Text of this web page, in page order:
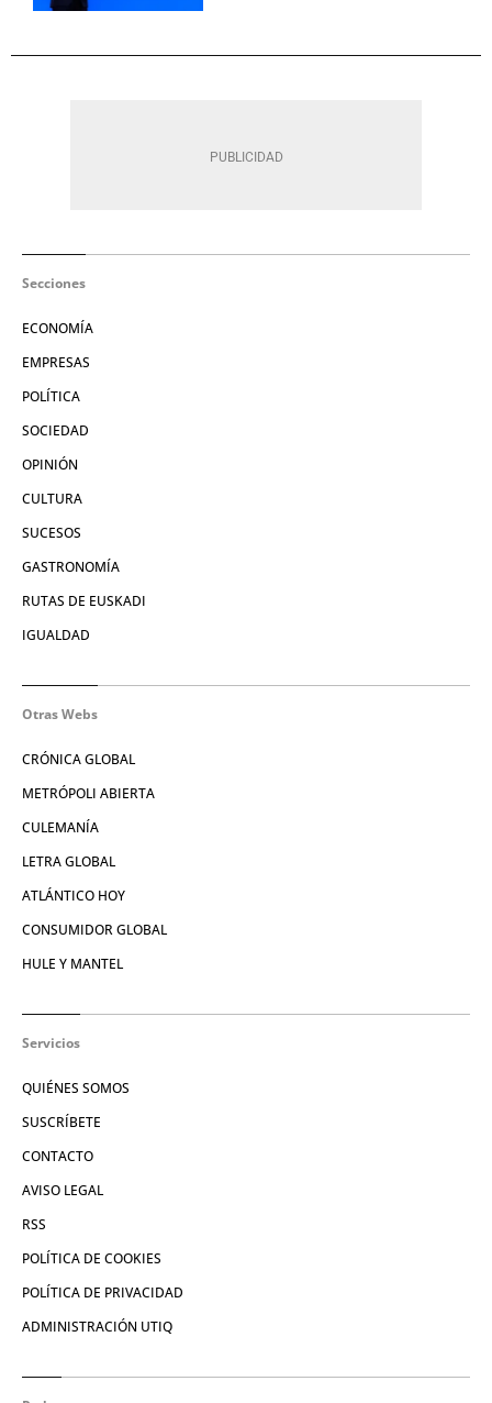
Secciones
ECONOMÍA
EMPRESAS
POLÍTICA
SOCIEDAD
OPINIÓN
CULTURA
SUCESOS
GASTRONOMÍA
RUTAS DE EUSKADI
IGUALDAD
Otras Webs
CRÓNICA GLOBAL
METRÓPOLI ABIERTA
CULEMANÍA
LETRA GLOBAL
ATLÁNTICO HOY
CONSUMIDOR GLOBAL
HULE Y MANTEL
Servicios
QUIÉNES SOMOS
SUSCRÍBETE
CONTACTO
AVISO LEGAL
RSS
POLÍTICA DE COOKIES
POLÍTICA DE PRIVACIDAD
ADMINISTRACIÓN UTIQ